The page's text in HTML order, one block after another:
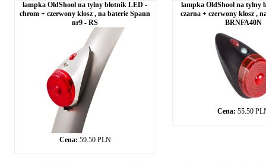
lampka OldShool na tylny błotnik LED -
chrom + czerwony klosz , na baterie Spann
nr9 - RS
Cena: 59.50 PLN
lampka OldShool na tylny
czarna + czerwony klosz ,
BRNFA40N
Cena: 55.50